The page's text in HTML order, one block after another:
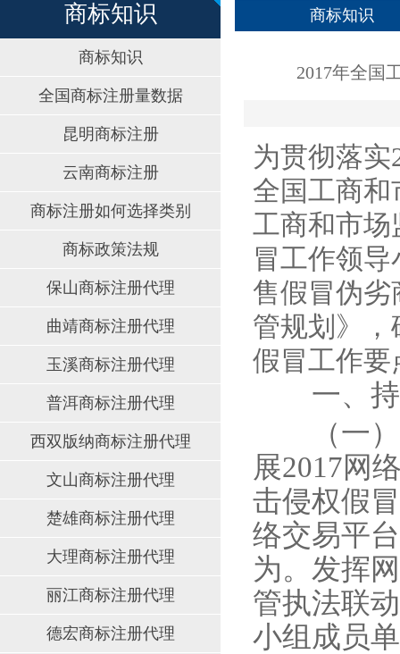
商标知识
商标知识
全国商标注册量数据
昆明商标注册
云南商标注册
商标注册如何选择类别
商标政策法规
保山商标注册代理
曲靖商标注册代理
玉溪商标注册代理
普洱商标注册代理
西双版纳商标注册代理
文山商标注册代理
楚雄商标注册代理
大理商标注册代理
丽江商标注册代理
德宏商标注册代理
商标知识
2017年全国
为贯彻落
全国工商和
工商和市场
冒工作领
售假冒伪劣
管规划》，
假冒工作要
一、持
（一）
展2017网
击侵权假
络交易平
为。发挥
管执法联
小组成员